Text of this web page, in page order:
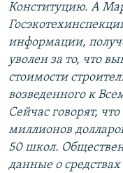
Конституцию. А
информации,
уволен за то, что
стоимости
возведенного к
Сейчас говорят,
миллионов
50 школ.
данные о